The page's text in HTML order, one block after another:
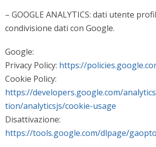
– GOOGLE ANALYTICS: dati utente
condivisione dati con Google.
Google:
Privacy Policy: https://
Cookie Policy:
https://developers.google.com/
tion/analyticsjs/cookie-usage
Disattivazione:
https://tools.google.com/dlpage/